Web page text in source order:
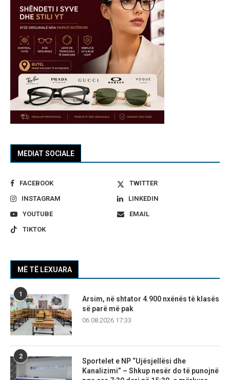
MEDIAT SOCIALE
FACEBOOK
TWITTER
INSTAGRAM
LINKEDIN
YOUTUBE
EMAIL
TIKTOK
MË TË LEXUARA
1
Arsim, në shtator 4.900 nxënës të klasës
së parë më pak
06.08.2026 17:33
2
Sportelet e NP “Ujësjellësi dhe
Kanalizimi” – Shkup nesër do të punojnë